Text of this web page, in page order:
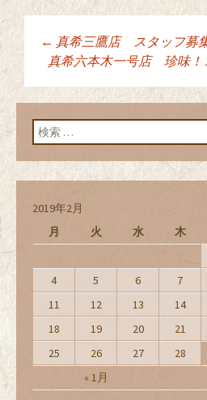
投稿ナビ
ン
← 真希三鷹店 スタッフ募
真希六本木一号店 珍味！
検索:
2019年2月
月
火 水 木
« 1月
4
5 6 7
11
12 13 14
18
19 20 21
25
26 27 28